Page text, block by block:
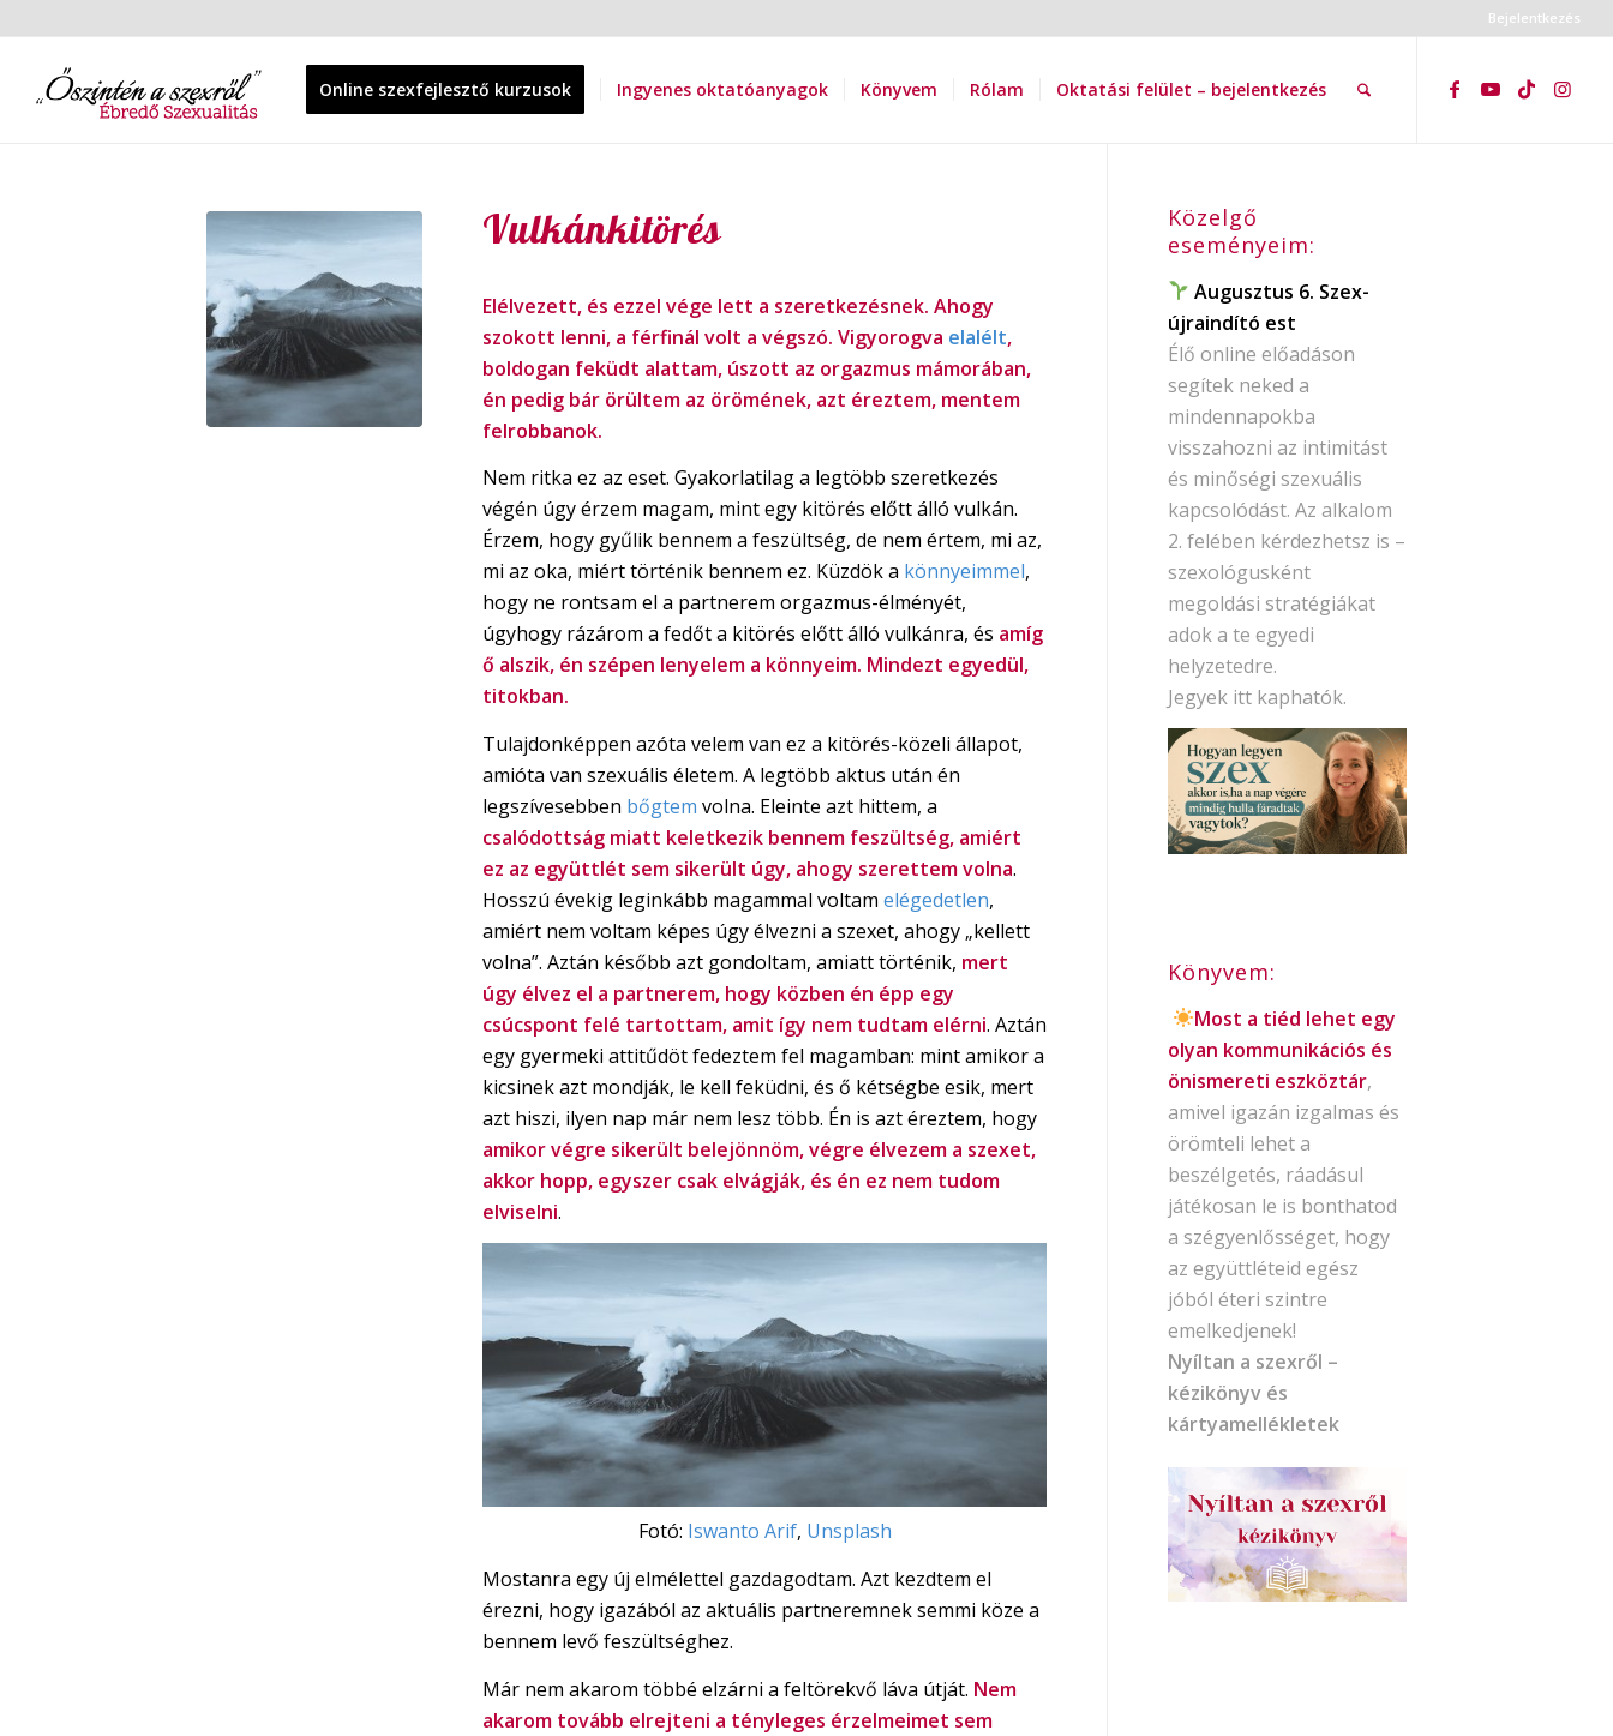
Bejelentkezés
Online szexfejlesztő kurzusok Ingyenes oktatóanyagok Könyvem Rólam Oktatási felület – bejelentkezés
Vulkánkitörés
Elélvezett, és ezzel vége lett a szeretkezésnek. Ahogy
szokott lenni, a férfinál volt a végszó. Vigyorogva elalélt,
boldogan feküdt alattam, úszott az orgazmus mámorában,
én pedig bár örültem az örömének, azt éreztem, mentem
felrobbanok.
Nem ritka ez az eset. Gyakorlatilag a legtöbb szeretkezés
végén úgy érzem magam, mint egy kitörés előtt álló vulkán.
Érzem, hogy gyűlik bennem a feszültség, de nem értem, mi az,
mi az oka, miért történik bennem ez. Küzdök a könnyeimmel,
hogy ne rontsam el a partnerem orgazmus-élményét,
úgyhogy rázárom a fedőt a kitörés előtt álló vulkánra, és amíg
ő alszik, én szépen lenyelem a könnyeim. Mindezt egyedül,
titokban.
Tulajdonképpen azóta velem van ez a kitörés-közeli állapot,
amióta van szexuális életem. A legtöbb aktus után én
legszívesebben bőgtem volna. Eleinte azt hittem, a
csalódottság miatt keletkezik bennem feszültség, amiért
ez az együttlét sem sikerült úgy, ahogy szerettem volna.
Hosszú évekig leginkább magammal voltam elégedetlen,
amiért nem voltam képes úgy élvezni a szexet, ahogy „kellett
volna”. Aztán később azt gondoltam, amiatt történik, mert
úgy élvez el a partnerem, hogy közben én épp egy
csúcspont felé tartottam, amit így nem tudtam elérni. Aztán
egy gyermeki attitűdöt fedeztem fel magamban: mint amikor a
kicsinek azt mondják, le kell feküdni, és ő kétségbe esik, mert
azt hiszi, ilyen nap már nem lesz több. Én is azt éreztem, hogy
amikor végre sikerült belejönnöm, végre élvezem a szexet,
akkor hopp, egyszer csak elvágják, és én ez nem tudom
elviselni.
Fotó: Iswanto Arif, Unsplash
Mostanra egy új elmélettel gazdagodtam. Azt kezdtem el
érezni, hogy igazából az aktuális partneremnek semmi köze a
bennem levő feszültséghez.
Már nem akarom többé elzárni a feltörekvő láva útját. Nem
akarom tovább elrejteni a tényleges érzelmeimet sem
Közelgő
eseményeim:
Augusztus 6. Szex-
újraindító est
Élő online előadáson
segítek neked a
mindennapokba
visszahozni az intimitást
és minőségi szexuális
kapcsolódást. Az alkalom
2. felében kérdezhetsz is –
szexológusként
megoldási stratégiákat
adok a te egyedi
helyzetedre.
Jegyek itt kaphatók.
Könyvem:
Most a tiéd lehet egy
olyan kommunikációs és
önismereti eszköztár,
amivel igazán izgalmas és
örömteli lehet a
beszélgetés, ráadásul
játékosan le is bonthatod
a szégyenlősséget, hogy
az együttléteid egész
jóból éteri szintre
emelkedjenek!
Nyíltan a szexről –
kézikönyv és
kártyamellékletek